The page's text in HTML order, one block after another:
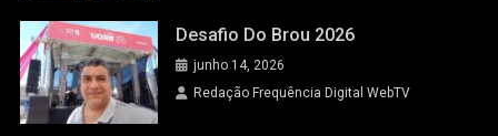
Desafio Do Brou 2026
junho 14, 2026
Redação Frequência Digital WebTV